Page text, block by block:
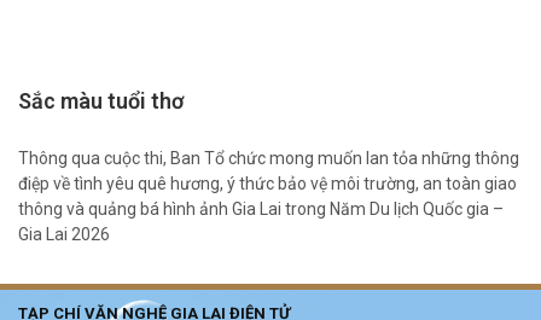
Sắc màu tuổi thơ
Thông qua cuộc thi, Ban Tổ chức mong muốn lan tỏa những thông
điệp về tình yêu quê hương, ý thức bảo vệ môi trường, an toàn giao
thông và quảng bá hình ảnh Gia Lai trong Năm Du lịch Quốc gia –
Gia Lai 2026
TẠP CHÍ VĂN NGHỆ GIA LAI ĐIỆN TỬ